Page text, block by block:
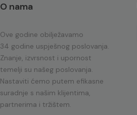
O nama
Ove godine obilježavamo
34 godine uspješnog poslovanja.
Znanje, izvrsnost i upornost
temelji su našeg poslovanja.
Nastaviti ćemo putem efikasne
suradnje s našim klijentima,
partnerima i tržištem.